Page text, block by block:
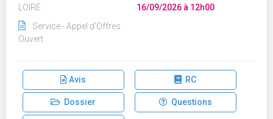
LOIRE
Service - Appel d'Offres
Ouvert
16/09/2026 à 12h00
Avis RC
Dossier Questions